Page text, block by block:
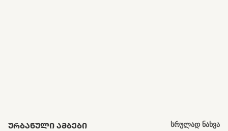
ᲣᲠᲑᲐᲜᲣᲚᲘ ᲐᲛᲑᲔᲑᲘ სრულად ნახვა